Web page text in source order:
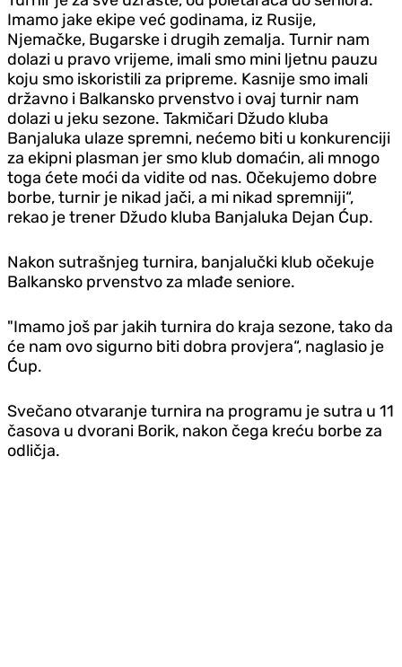
Imamo jake ekipe već godinama, iz Rusije,
Njemačke, Bugarske i drugih zemalja. Turnir nam
dolazi u pravo vrijeme, imali smo mini ljetnu pauzu
koju smo iskoristili za pripreme. Kasnije smo imali
državno i Balkansko prvenstvo i ovaj turnir nam
dolazi u jeku sezone. Takmičari Džudo kluba
Banjaluka ulaze spremni, nećemo biti u konkurenciji
za ekipni plasman jer smo klub domaćin, ali mnogo
toga ćete moći da vidite od nas. Očekujemo dobre
borbe, turnir je nikad jači, a mi nikad spremniji“,
rekao je trener Džudo kluba Banjaluka Dejan Ćup.
Nakon sutrašnjeg turnira, banjalučki klub očekuje
Balkansko prvenstvo za mlađe seniore.
"Imamo još par jakih turnira do kraja sezone, tako da
će nam ovo sigurno biti dobra provjera“, naglasio je
Ćup.
Svečano otvaranje turnira na programu je sutra u 11
časova u dvorani Borik, nakon čega kreću borbe za
odličja.